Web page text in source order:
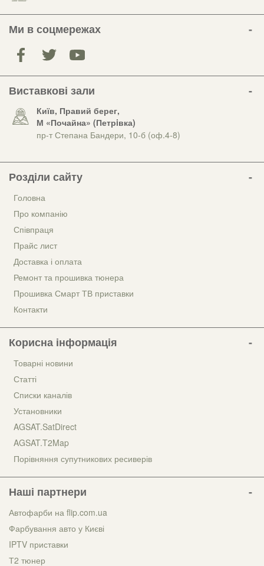
Ми в соцмережах
Виставкові зали
Київ, Правий берег,
М «Почайна» (Петрiвка)
пр-т Степана Бандери, 10-б (оф.4-8)
Розділи сайту
Головна
Про компанію
Співпраця
Прайс лист
Доставка і оплата
Ремонт та прошивка тюнера
Прошивка Смарт ТВ приставки
Контакти
Корисна інформація
Товарні новини
Статті
Списки каналів
Установники
AGSAT.SatDirect
AGSAT.T2Map
Порівняння супутникових ресиверів
Наші партнери
Автофарби на flip.com.ua
Фарбування авто у Києві
IPTV приставки
Т2 тюнер